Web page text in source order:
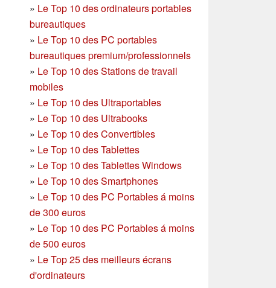
» Le Top 10 des ordinateurs portables
bureautiques
» Le Top 10 des PC portables
bureautiques premium/professionnels
» Le Top 10 des Stations de travail
mobiles
» Le Top 10 des Ultraportables
» Le Top 10 des Ultrabooks
» Le Top 10 des Convertibles
» Le Top 10 des Tablettes
» Le Top 10 des Tablettes Windows
» Le Top 10 des Smartphones
» Le Top 10 des PC Portables á moins
de 300 euros
» Le Top 10 des PC Portables á moins
de 500 euros
» Le Top 25 des meilleurs écrans
d'ordinateurs